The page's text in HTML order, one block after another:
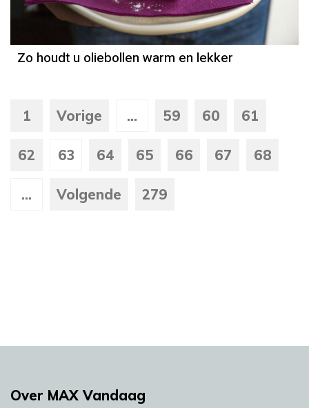
Zo houdt u oliebollen warm en lekker
1 Vorige ... 59 60 61
62 63 64 65 66 67 68
... Volgende 279
Over MAX Vandaag